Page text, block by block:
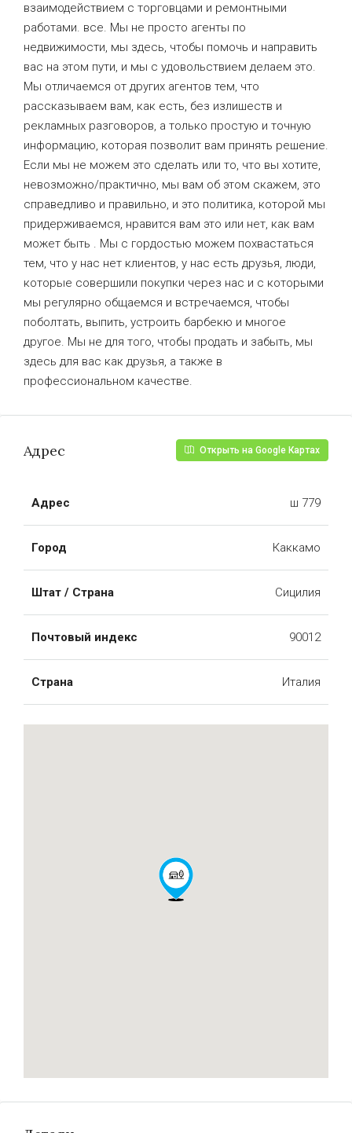
взаимодействием с торговцами и ремонтными
работами. все. Мы не просто агенты по
недвижимости, мы здесь, чтобы помочь и направить
вас на этом пути, и мы с удовольствием делаем это.
Мы отличаемся от других агентов тем, что
рассказываем вам, как есть, без излишеств и
рекламных разговоров, а только простую и точную
информацию, которая позволит вам принять решение.
Если мы не можем это сделать или то, что вы хотите,
невозможно/практично, мы вам об этом скажем, это
справедливо и правильно, и это политика, которой мы
придерживаемся, нравится вам это или нет, как вам
может быть . Мы с гордостью можем похвастаться
тем, что у нас нет клиентов, у нас есть друзья, люди,
которые совершили покупки через нас и с которыми
мы регулярно общаемся и встречаемся, чтобы
поболтать, выпить, устроить барбекю и многое
другое. Мы не для того, чтобы продать и забыть, мы
здесь для вас как друзья, а также в
профессиональном качестве.
Адрес Открыть на Google Картах
Адрес ш 779
Город Каккамо
Штат / Страна Сицилия
Почтовый индекс 90012
Страна Италия